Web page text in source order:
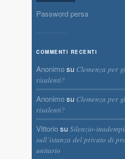
Password persa
COMMENTI RECENTI
Anonimosu Clemenza per
risalenti?
Anonimosu Clemenza per
risalenti?
Vittoriosu Silenzio-
sull’istanza del privato di
unitario